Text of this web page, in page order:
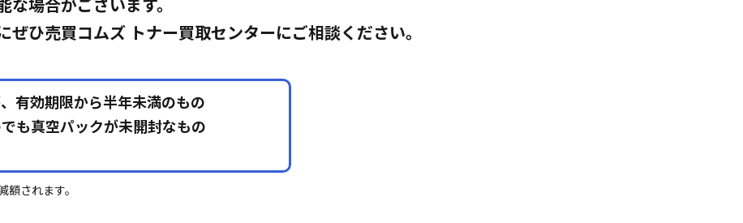
な場合がございます。
ぜひ売買コムズ トナー買取センターにご相談ください。
有効期限から半年未満のもの
も真空パックが未開封なもの
されます。